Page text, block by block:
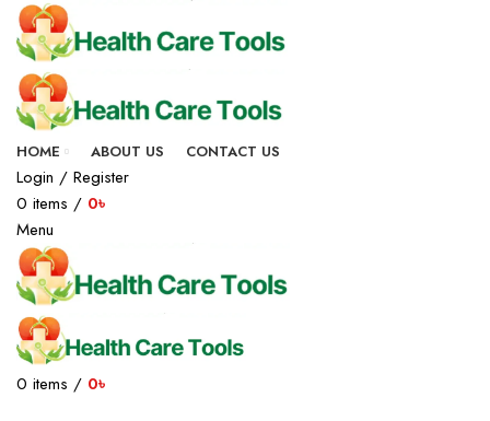
HOME ABOUT US CONTACT US
Login / Register
0 items / 0৳
Menu
0 items / 0৳
-48%